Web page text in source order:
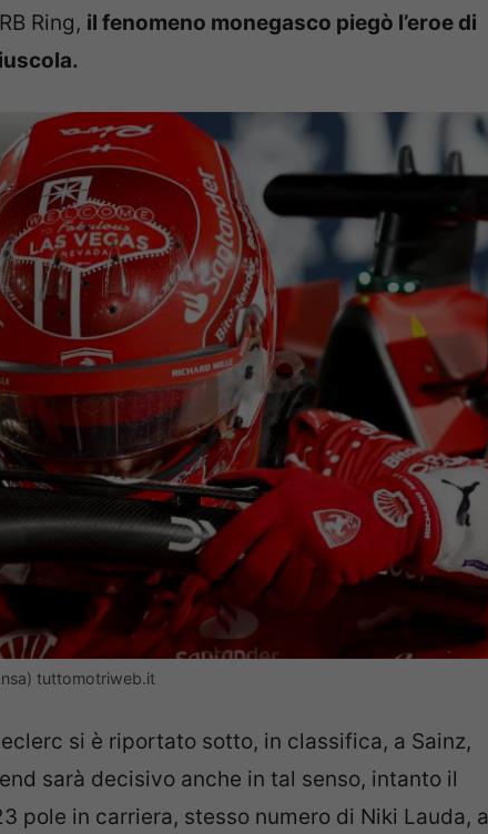
Ring, il fenomeno monegasco piegò l’eroe di
tuttomotriweb.it
si è riportato sotto, in classifica, a Sainz,
sarà decisivo anche in tal senso, intanto il
pole in carriera, stesso numero di Niki Lauda, a